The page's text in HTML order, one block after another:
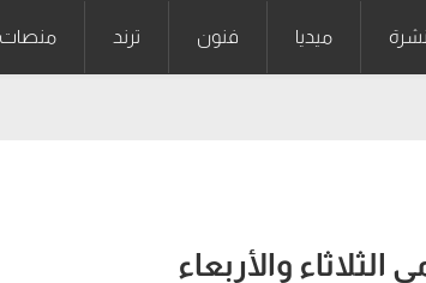
ميديا فنون ترند منصات
والأربعاء